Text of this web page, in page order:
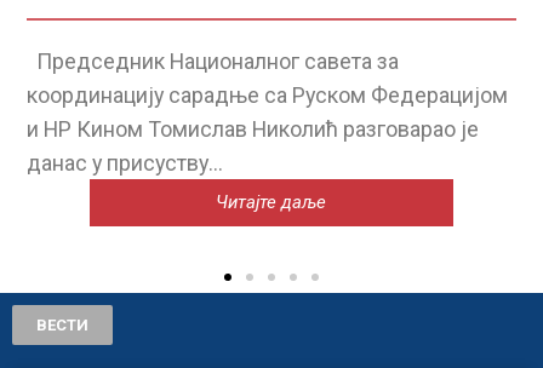
Председник Националног савета за
координацију сарадње са Руском Федерацијом
и НР Кином Томислав Николић разговарао је
данас са представницима компаније...
Читајте даље
ВЕСТИ